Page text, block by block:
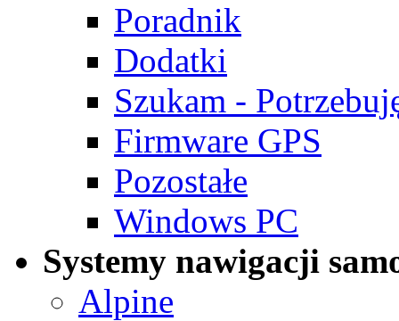
Poradnik
Dodatki
Szukam -
Firmware GPS
Pozostałe
Windows PC
Systemy nawigacji
Alpine